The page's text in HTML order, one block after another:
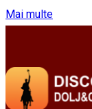
Mai multe